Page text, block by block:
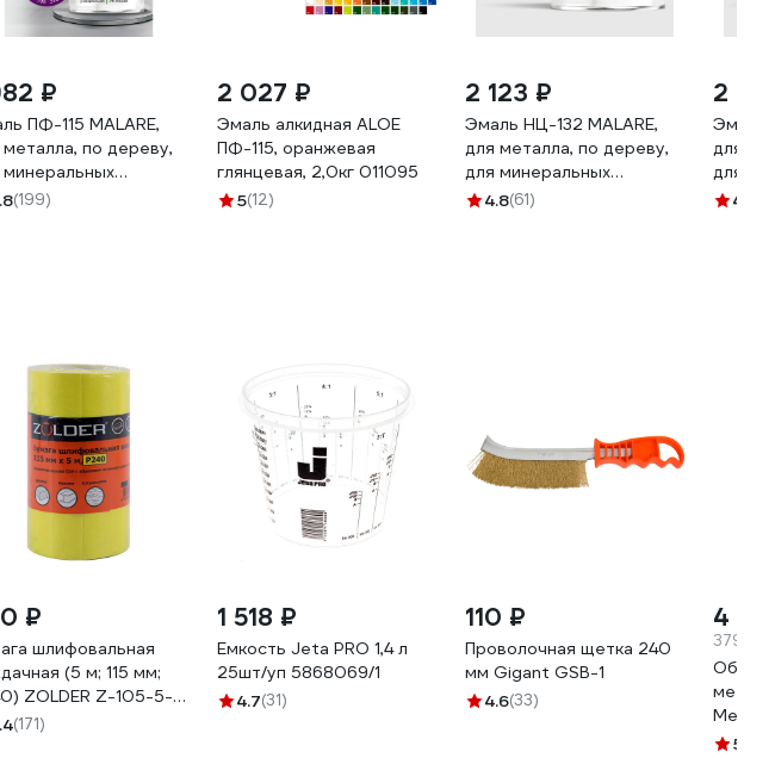
₽
ПФ-115 MALARE,
по дереву,
минеральных
RAL 3005,
(199)
2 027 ₽
Эмаль алкидная ALOE
ПФ-115, оранжевая
глянцевая, 2,0кг 011095
5(12)
2 123 ₽
Эмаль НЦ-132 MALARE,
для металла, по дереву,
для минеральных
поверхностей, RAL 1023,
4.8(61)
2
Эмаль
для
для
4.8
₽
шлифовальная
(5 м; 115 мм;
ZOLDER Z-105-5-
(171)
1 518 ₽
Емкость Jeta PRO 1,4 л
25шт/уп 5868069/1
4.7(31)
110 ₽
Проволочная щетка 240
мм Gigant GSB-1
4.6(33)
4
379.55
Metallo
5